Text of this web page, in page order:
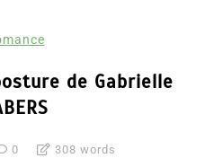
de Gabrielle
0 308 words